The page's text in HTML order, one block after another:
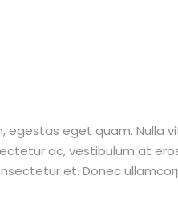
egestas eget quam. Nulla
ac, vestibulum at
et. Donec